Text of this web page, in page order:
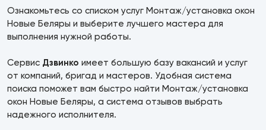
Ознакомьтесь со списком услуг Монтаж/установка окон
Новые Беляры и выберите лучшего мастера для
выполнения нужной работы.
Сервис Дзвинко имеет большую базу вакансий и услуг
от компаний, бригад и мастеров. Удобная система
поиска поможет вам быстро найти Монтаж/установка
окон Новые Беляры, а система отзывов выбрать
надежного исполнителя.